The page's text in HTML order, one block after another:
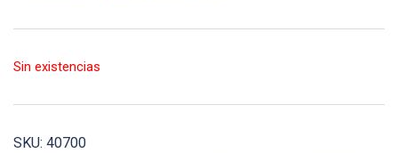
Sin existencias
SKU: 40700